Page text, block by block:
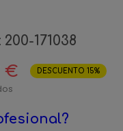
200-171038
€ DESCUENTO 15%